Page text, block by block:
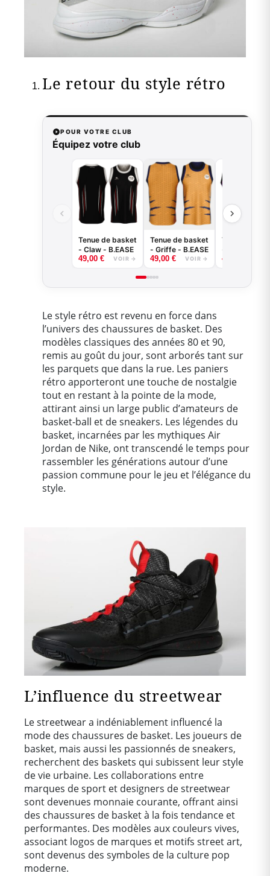
Le retour du style rétro
POUR VOTRE CLUB
Équipez votre club
Tenue de basket
- Claw - B.EASE
49,00 € VOIR →
Tenue de basket
- Griffe - B.EASE
49,00 € VOIR →
Tenue de
- Splash -
B.EASE
49,00
Le style rétro est revenu en force dans
l’univers des chaussures de basket. Des
modèles classiques des années 80 et 90,
remis au goût du jour, sont arborés tant sur
les parquets que dans la rue. Les paniers
rétro apporteront une touche de nostalgie
tout en restant à la pointe de la mode,
attirant ainsi un large public d’amateurs de
basket-ball et de sneakers. Les légendes du
basket, incarnées par les mythiques Air
Jordan de Nike, ont transcendé le temps pour
rassembler les générations autour d’une
passion commune pour le jeu et l’élégance du
style.
L’influence du streetwear
Le streetwear a indéniablement influencé la
mode des chaussures de basket. Les joueurs de
basket, mais aussi les passionnés de sneakers,
recherchent des baskets qui subissent leur style
de vie urbaine. Les collaborations entre
marques de sport et designers de streetwear
sont devenues monnaie courante, offrant ainsi
des chaussures de basket à la fois tendance et
performantes. Des modèles aux couleurs vives,
associant logos de marques et motifs street art,
sont devenus des symboles de la culture pop
moderne.